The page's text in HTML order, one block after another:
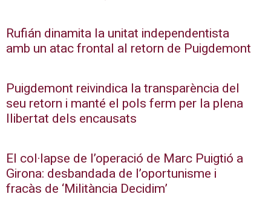
Rufián dinamita la unitat independentista
amb un atac frontal al retorn de Puigdemont
Puigdemont reivindica la transparència del
seu retorn i manté el pols ferm per la plena
llibertat dels encausats
El col·lapse de l’operació de Marc Puigtió a
Girona: desbandada de l’oportunisme i
fracàs de ‘Militància Decidim’